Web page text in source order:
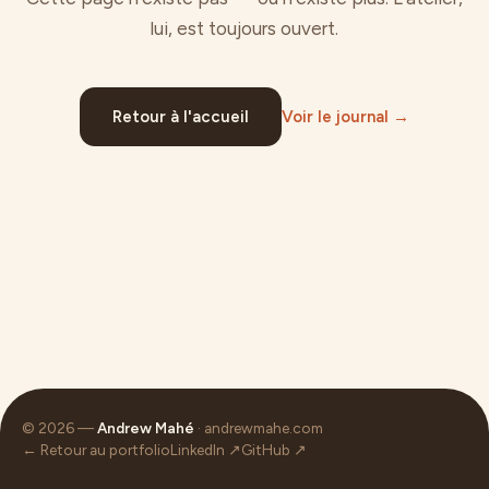
lui, est toujours ouvert.
Retour à l'accueil Voir le journal →
© 2026 —Andrew Mahé · andrewmahe.com
← Retour au portfolioLinkedIn ↗GitHub ↗